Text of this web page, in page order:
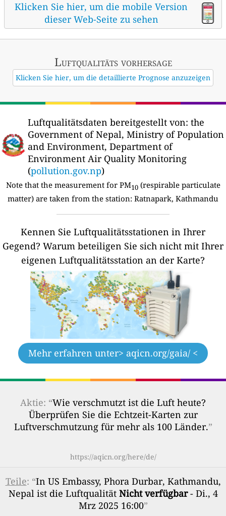
Klicken Sie hier, um die mobile Version
dieser Web-Seite zu sehen
Luftqualitäts vorhersage
Klicken Sie hier, um die detaillierte Prognose anzuzeigen
Luftqualitätsdaten bereitgestellt von: the
Government of Nepal, Ministry of Population
and Environment, Department of
Environment Air Quality Monitoring
(pollution.gov.np)
Note that the measurement for PM10(respirable particulate
matter) are taken from the station: Ratnapark, Kathmandu
Kennen Sie Luftqualitätsstationen in Ihrer
Gegend? Warum beteiligen Sie sich nicht mit Ihrer
eigenen Luftqualitätsstation an der Karte?
Mehr erfahren unter> aqicn.org/gaia/ <
Aktie: “Wie verschmutzt ist die Luft heute?
Überprüfen Sie die Echtzeit-Karten zur
Luftverschmutzung für mehr als 100 Länder.”
https://aqicn.org/here/de/
Teile: “In US Embassy, Phora Durbar, Kathmandu,
Nepal ist die Luftqualität Nicht verfügbar- Di., 4
Mrz 2025 16:00”